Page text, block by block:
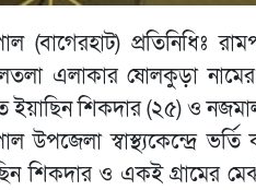
(বাগেরহাট) প্রতিনিধিঃ
এলাকার ষোলকুড়া
শিকদার (২৫) ও
উপজেলা স্বাস্থ্যকেন্দ্রে
শিকদার ও একই গ্রামের